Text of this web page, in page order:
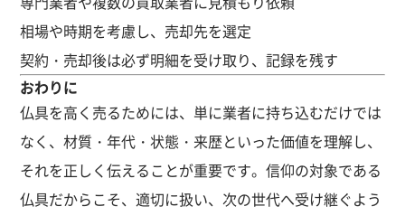
相場や時期を考慮し、売却先を選定
契約・売却後は必ず明細を受け取り、記録を残す
おわりに
仏具を高く売るためには、単に業者に持ち込むだけでは
なく、材質・年代・状態・来歴といった価値を理解し、
それを正しく伝えることが重要です。信仰の対象である
仏具だからこそ、適切に扱い、次の世代へ受け継ぐよう